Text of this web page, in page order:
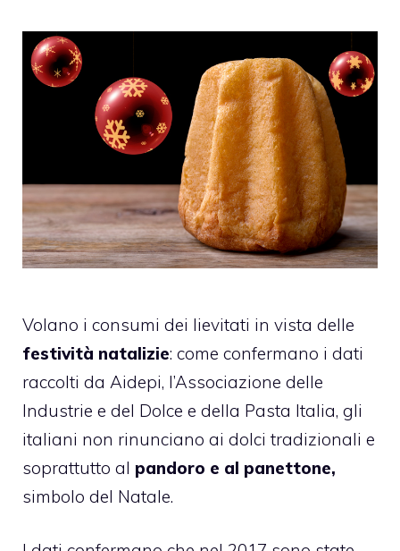
Volano i consumi dei lievitati in vista delle
festività natalizie: come confermano i dati
raccolti da Aidepi, l’Associazione delle
Industrie e del Dolce e della Pasta Italia, gli
italiani non rinunciano ai dolci tradizionali e
soprattutto al pandoro e al panettone,
simbolo del Natale.